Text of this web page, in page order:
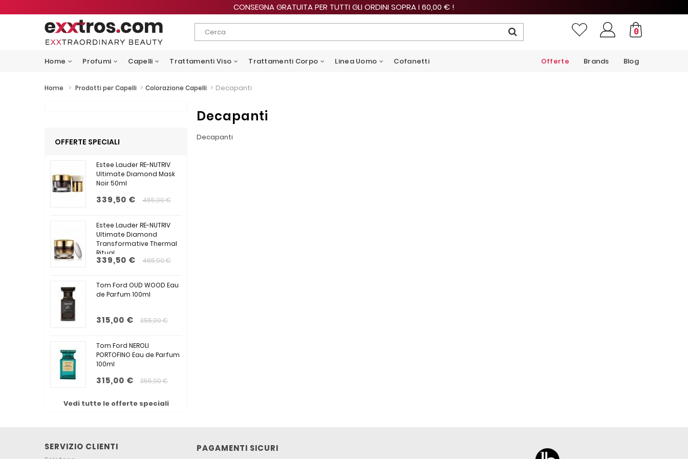
CONSEGNA GRATUITA PER TUTTI GLI ORDINI SOPRA I 60,00 € !
0
Home Profumi Capelli Trattamenti Viso Trattamenti Corpo Linea Uomo Cofanetti Blog
Brands
Offerte
Home > Prodotti per Capelli > Colorazione Capelli > Decapanti
OFFERTE SPECIALI
Estee Lauder RE-NUTRIV
Ultimate Diamond Mask
Noir 50ml
339,50 € 465,00 €
Estee Lauder RE-NUTRIV
Ultimate Diamond
Transformative Thermal
Ritual...
339,50 € 465,00 €
Tom Ford OUD WOOD Eau
de Parfum 100ml
315,00 € 355,00 €
Tom Ford NEROLI
PORTOFINO Eau de Parfum
100ml
315,00 € 355,00 €
Vedi tutte le offerte speciali
Decapanti
Decapanti
SERVIZIO CLIENTI PAGAMENTI SICURI